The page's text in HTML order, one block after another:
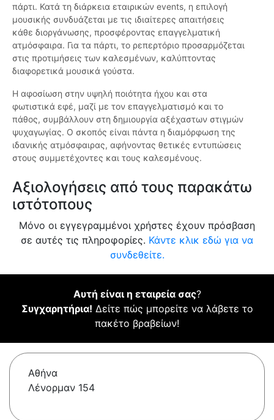
πάρτι. Κατά τη διάρκεια εταιρικών events, η επιλογή
μουσικής συνδυάζεται με τις ιδιαίτερες απαιτήσεις
κάθε διοργάνωσης, προσφέροντας επαγγελματική
ατμόσφαιρα. Για τα πάρτι, το ρεπερτόριο προσαρμόζεται
στις προτιμήσεις των καλεσμένων, καλύπτοντας
διαφορετικά μουσικά γούστα.
Η αφοσίωση στην υψηλή ποιότητα ήχου και στα
φωτιστικά εφέ, μαζί με τον επαγγελματισμό και το
πάθος, συμβάλλουν στη δημιουργία αξέχαστων στιγμών
ψυχαγωγίας. Ο σκοπός είναι πάντα η διαμόρφωση της
ιδανικής ατμόσφαιρας, αφήνοντας θετικές εντυπώσεις
στους συμμετέχοντες και τους καλεσμένους.
Αξιολογήσεις από τους παρακάτω
ιστότοπους
Μόνο οι εγγεγραμμένοι χρήστες έχουν πρόσβαση
σε αυτές τις πληροφορίες. Κάντε κλικ εδώ για να
συνδεθείτε.
Αυτή είναι η εταιρεία σας?
Συγχαρητήρια! Δείτε πώς μπορείτε να λάβετε το
πακέτο βραβείων!
Αθήνα
Λένορμαν 154